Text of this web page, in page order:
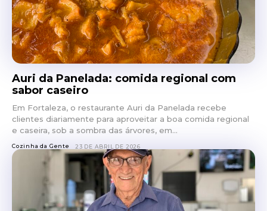
Auri da Panelada: comida regional com
sabor caseiro
Em Fortaleza, o restaurante Auri da Panelada recebe
clientes diariamente para aproveitar a boa comida regional
e caseira, sob a sombra das árvores, em...
Cozinha da Gente 23 DE ABRIL DE 2026